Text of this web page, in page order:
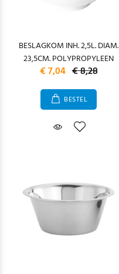
BESLAGKOM INH. 2,5L. DIAM.
23,5CM. POLYPROPYLEEN
€ 7,04 € 8,28
BESTEL